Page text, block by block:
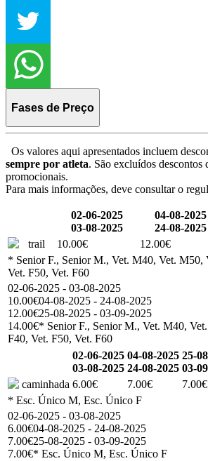
Fases de Preço
Os valores aqui apresentados incluem
sempre por atleta. São excluídos descontos
promocionais.
Para mais informações, deve consultar o
02-06-2025
03-08-2025
04-08-2025
24-08-2025
trail
10.00€ 12.00€
* Senior F., Senior M., Vet. M40, Vet. M50,
Vet. F50, Vet. F60
02-06-2025 - 03-08-2025
10.00€04-08-2025 - 24-08-2025
12.00€25-08-2025 - 03-09-2025
14.00€* Senior F., Senior M., Vet. M40,
F40, Vet. F50, Vet. F60
02-06-2025
03-08-2025
04-08-2025
24-08-2025
25-
03-
caminhada 6.00€ 7.00€
7.00€
* Esc. Único M, Esc. Único F
02-06-2025 - 03-08-2025
6.00€04-08-2025 - 24-08-2025
7.00€25-08-2025 - 03-09-2025
7.00€* Esc. Único M, Esc. Único F